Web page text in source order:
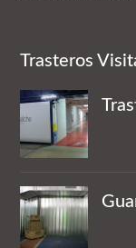
Trasteros